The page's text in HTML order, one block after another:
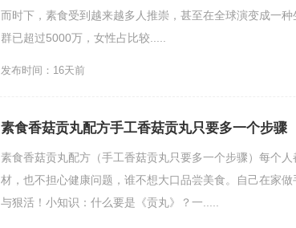
而时下，素食受到越来越多人推崇，甚至在全球演变成一
群已超过5000万，女性占比较.....
发布时间：16天前
素食香菇贡丸配方手工香菇贡丸只要多一个步骤
素食香菇贡丸配方（手工香菇贡丸只要多一个步骤）每个
材，也不担心健康问题，谁不想大口品尝美食。自己在家
与狠活！小知识：什么要是《贡丸》？一.....